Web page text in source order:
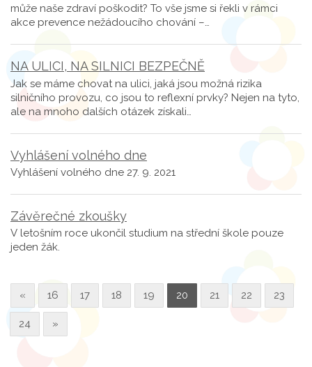
může naše zdraví poškodit? To vše jsme si řekli v rámci
akce prevence nežádoucího chování –…
NA ULICI, NA SILNICI BEZPEČNĚ
Jak se máme chovat na ulici, jaká jsou možná rizika
silničního provozu, co jsou to reflexní prvky? Nejen na tyto,
ale na mnoho dalších otázek získali…
Vyhlášení volného dne
Vyhlášení volného dne 27. 9. 2021
Závěrečné zkoušky
V letošním roce ukončil studium na střední škole pouze
jeden žák.
« 16 17 18 19 20 21 22 23
24 »